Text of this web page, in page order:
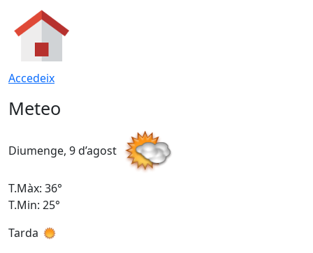
Accedeix
Meteo
Diumenge, 9 d’agost
T.Màx: 36°
T.Min: 25°
Tarda